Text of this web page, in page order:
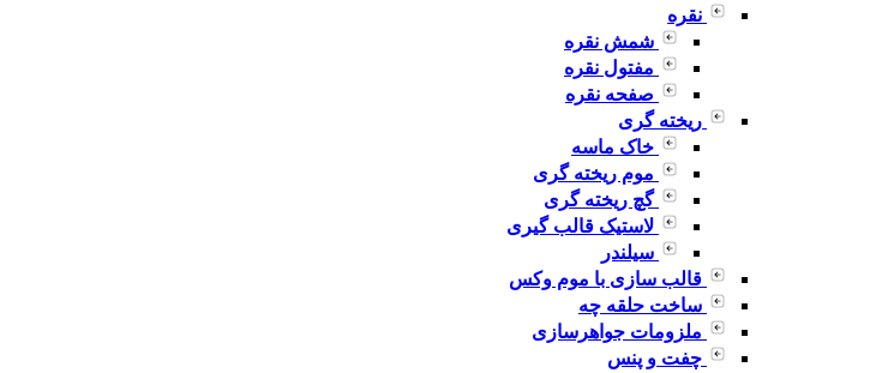
نقره
شمش نقره
مفتول نقره
صفحه نقره
ریخته گری
خاک ماسه
موم ریخته گری
گچ ریخته گری
لاستیک قالب گیری
سیلندر
قالب سازی با موم وکس
ساخت حلقه چه
ملزومات جواهرسازی
چفت و پنس